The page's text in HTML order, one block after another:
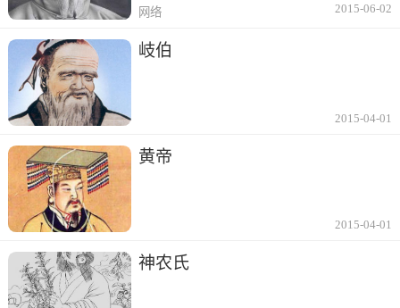
网络 2015-06-02
岐伯
2015-04-01
黄帝
2015-04-01
神农氏